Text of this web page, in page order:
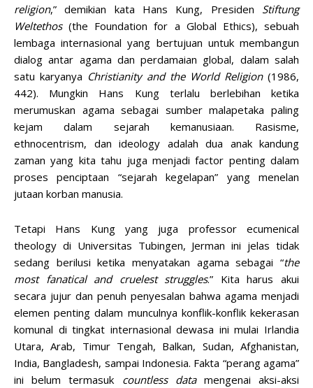
religion,” demikian kata Hans Kung, Presiden Stiftung
Weltethos(the Foundation for a Global Ethics), sebuah
lembaga internasional yang bertujuan untuk membangun
dialog antar agama dan perdamaian global, dalam salah
satu karyanya Christianity and the World Religion(1986,
442). Mungkin Hans Kung terlalu berlebihan ketika
merumuskan agama sebagai sumber malapetaka paling
kejam dalam sejarah kemanusiaan. Rasisme,
ethnocentrism, dan ideology adalah dua anak kandung
zaman yang kita tahu juga menjadi factor penting dalam
proses penciptaan “sejarah kegelapan” yang menelan
jutaan korban manusia.
Tetapi Hans Kung yang juga professor ecumenical
theology di Universitas Tubingen, Jerman ini jelas tidak
sedang berilusi ketika menyatakan agama sebagai “the
most fanatical and cruelest struggles.” Kita harus akui
secara jujur dan penuh penyesalan bahwa agama menjadi
elemen penting dalam munculnya konflik-konflik kekerasan
komunal di tingkat internasional dewasa ini mulai Irlandia
Utara, Arab, Timur Tengah, Balkan, Sudan, Afghanistan,
India, Bangladesh, sampai Indonesia. Fakta “perang agama”
ini belum termasuk countless datamengenai aksi-aksi